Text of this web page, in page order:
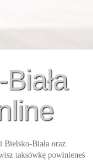
Bielsko-Biała oraz
taksówkę powinieneś